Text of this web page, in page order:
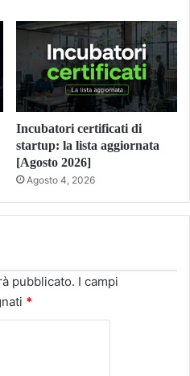
Incubatori certificati di
startup: la lista aggiornata
[Agosto 2026]
Agosto 4, 2026
pubblicato. I campi
*